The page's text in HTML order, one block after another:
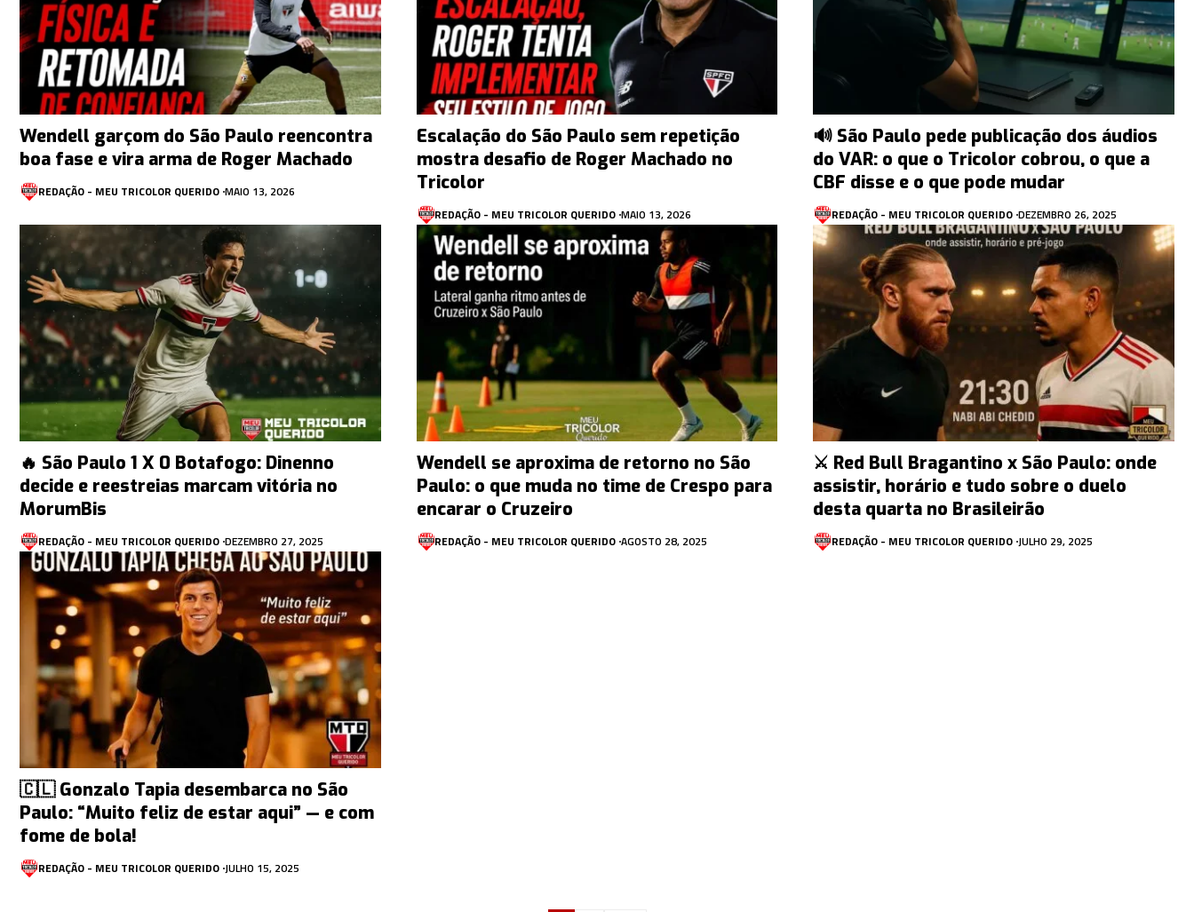
Wendell garçom do São Paulo reencontra
boa fase e vira arma de Roger Machado
REDAÇÃO - MEU TRICOLOR QUERIDO MAIO 13, 2026
Escalação do São Paulo sem repetição
mostra desafio de Roger Machado no
Tricolor
REDAÇÃO - MEU TRICOLOR QUERIDO MAIO 13, 2026
🔊 São Paulo pede publicação dos áudios
do VAR: o que o Tricolor cobrou, o que a
CBF disse e o que pode mudar
REDAÇÃO - MEU TRICOLOR QUERIDO DEZEMBRO 26, 2025
🔥 São Paulo 1 X 0 Botafogo: Dinenno
decide e reestreias marcam vitória no
MorumBis
REDAÇÃO - MEU TRICOLOR QUERIDO DEZEMBRO 27, 2025
Wendell se aproxima de retorno no São
Paulo: o que muda no time de Crespo para
encarar o Cruzeiro
REDAÇÃO - MEU TRICOLOR QUERIDO AGOSTO 28, 2025
⚔️ Red Bull Bragantino x São Paulo: onde
assistir, horário e tudo sobre o duelo
desta quarta no Brasileirão
REDAÇÃO - MEU TRICOLOR QUERIDO JULHO 29, 2025
🇨🇱 Gonzalo Tapia desembarca no São
Paulo: “Muito feliz de estar aqui” — e com
fome de bola!
REDAÇÃO - MEU TRICOLOR QUERIDO JULHO 15, 2025